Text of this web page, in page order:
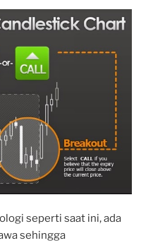
seperti saat ini, ada
sehingga